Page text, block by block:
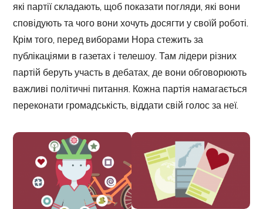
які партії складають, щоб показати погляди, які вони
сповідують та чого вони хочуть досягти у своїй роботі.
Крім того, перед виборами Нора стежить за
публікаціями в газетах і телешоу. Там лідери різних
партій беруть участь в дебатах, де вони обговорюють
важливі політичні питання. Кожна партія намагається
переконати громадськість, віддати свій голос за неї.